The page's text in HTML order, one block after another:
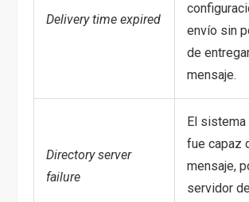
Delivery time expired
envío sin
de
mensaje.
Directory server
failure
El
fue capaz
mensaje,
servidor